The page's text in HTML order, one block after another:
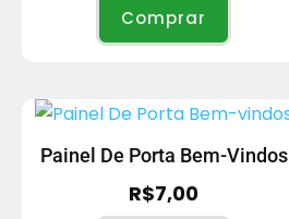
Comprar
Painel De Porta Bem-Vindos
R$7,00